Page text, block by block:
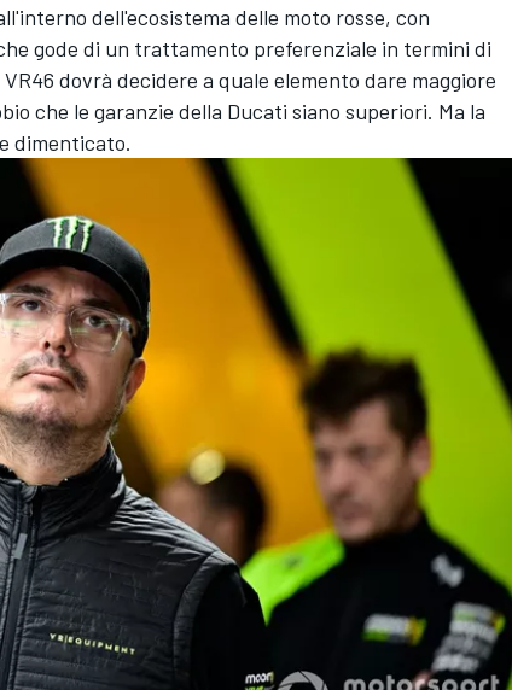
dell'ecosistema delle moto rosse, con
gode di un trattamento preferenziale in termini di
dovrà decidere a quale elemento dare maggiore
che le garanzie della Ducati siano superiori. Ma la
dimenticato.